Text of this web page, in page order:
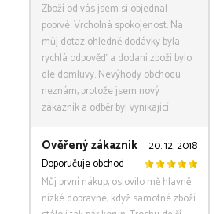
Zboží od vás jsem si objednal
poprvé. Vrcholná spokojenost. Na
můj dotaz ohledně dodávky byla
rychlá odpověď a dodání zboží bylo
dle domluvy. Nevýhody obchodu
neznám, protože jsem nový
zákazník a odběr byl vynikající.
Ověřený zákazník
20. 12. 2018
Doporučuje obchod
Můj první nákup, oslovilo mě hlavně
nízké dopravné, když samotné zboží